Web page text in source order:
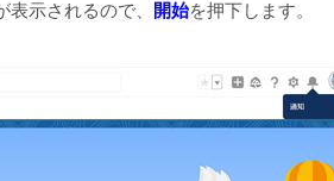
示されるので、 開始を押下します。